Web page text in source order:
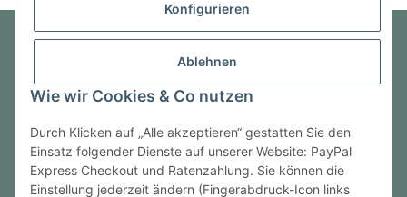
Konfigurieren
Ablehnen
Wie wir Cookies & Co nutzen
Durch Klicken auf „Alle akzeptieren“ gestatten Sie den
Einsatz folgender Dienste auf unserer Website: PayPal
Express Checkout und Ratenzahlung. Sie können die
Einstellung jederzeit ändern (Fingerabdruck-Icon links
Gesetzliche Informationen